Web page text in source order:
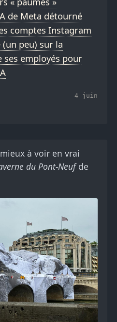
de Meta détourné
comptes Instagram
peu) sur la
ses employés pour
4 juin
à voir en vrai
du Pont-Neufde